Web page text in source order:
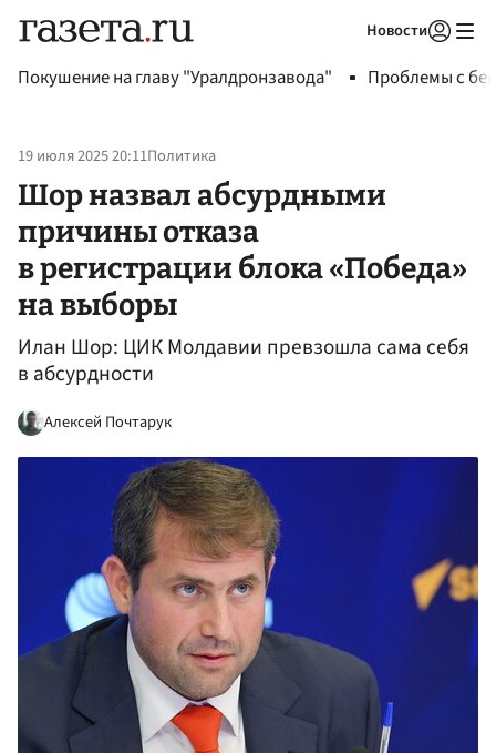
Новости
Покушение на главу "Уралдронзавода" Проблемы с
19 июля 2025 20:11Политика
Шор назвал абсурдными
причины отказа
в регистрации блока «Победа»
на выборы
Илан Шор: ЦИК Молдавии превзошла сама себя
в абсурдности
Алексей Почтарук